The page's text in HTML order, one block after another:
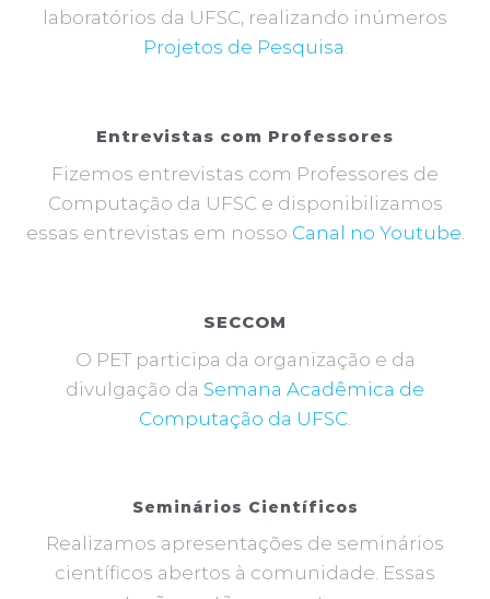
laboratórios da UFSC, realizando inúmeros
Projetos de Pesquisa.
Entrevistas com Professores
Fizemos entrevistas com Professores de
Computação da UFSC e disponibilizamos
essas entrevistas em nosso Canal no Youtube.
SECCOM
O PET participa da organização e da
divulgação da Semana Acadêmica de
Computação da UFSC.
Seminários Científicos
Realizamos apresentações de seminários
científicos abertos à comunidade. Essas